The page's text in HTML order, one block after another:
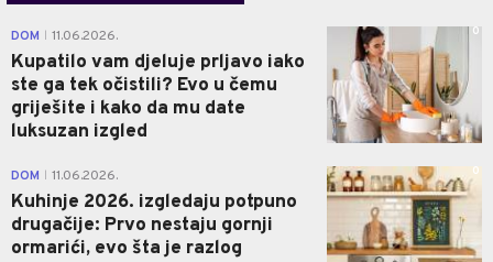
DOM 11.06.2026.
Kupatilo vam djeluje prljavo iako
ste ga tek očistili? Evo u čemu
griješite i kako da mu date
luksuzan izgled
0
DOM 11.06.2026.
Kuhinje 2026. izgledaju potpuno
drugačije: Prvo nestaju gornji
ormarići, evo šta je razlog
0